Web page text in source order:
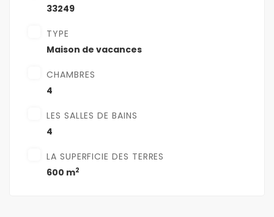
33249
TYPE
Maison de vacances
CHAMBRES
4
LES SALLES DE BAINS
4
LA SUPERFICIE DES TERRES
600 m2